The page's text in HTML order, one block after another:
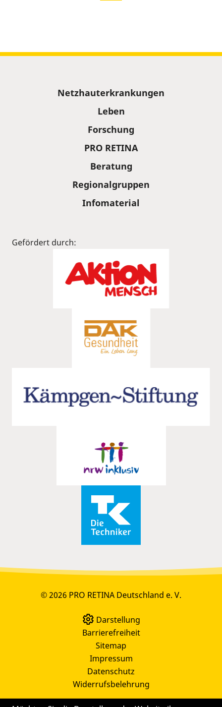
Netzhauterkrankungen
Leben
Forschung
PRO RETINA
Beratung
Regionalgruppen
Infomaterial
Gefördert durch:
© 2026 PRO RETINA Deutschland e. V.
Darstellung
Barrierefreiheit
Sitemap
Impressum
Datenschutz
Widerrufsbelehrung